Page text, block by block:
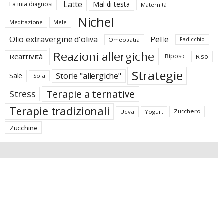
La mia diagnosi Latte Mal di testa Maternità
Meditazione Mele Nichel
Olio extravergine d'oliva Omeopatia Pelle Radicchio
Reattività Reazioni allergiche Riposo Riso
Sale Soia Storie "allergiche" Strategie
Stress Terapie alternative
Terapie tradizionali Uova Yogurt Zucchero
Zucchine